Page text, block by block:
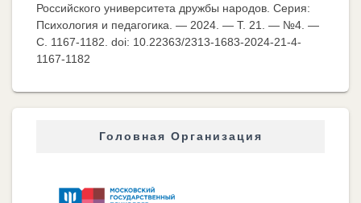
Российского университета дружбы народов. Серия:
Психология и педагогика. — 2024. — Т. 21. — №4. —
C. 1167-1182. doi: 10.22363/2313-1683-2024-21-4-
1167-1182
Головная Организация